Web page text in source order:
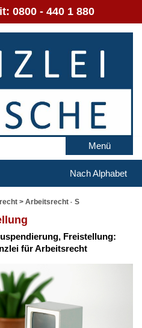
0800 - 440 1 880
Menü
Nach Alphabet
> Arbeitsrecht - S
Frei­stel­lung:
für Ar­beits­recht